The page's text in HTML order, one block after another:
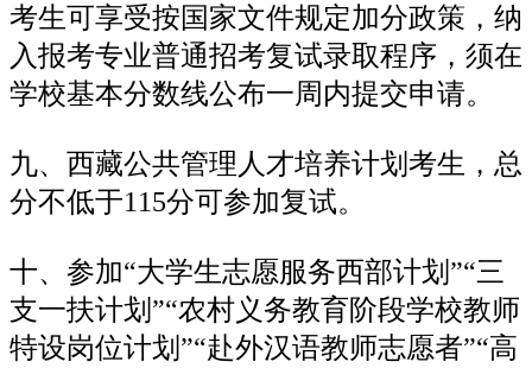
考生可享受按国家文件规定加分政策，纳
入报考专业普通招考复试录取程序，须在
学校基本分数线公布一周内提交申请。
九、西藏公共管理人才培养计划考生，总
分不低于115分可参加复试。
十、参加“大学生志愿服务西部计划”“三
支一扶计划”“农村义务教育阶段学校教师
特设岗位计划”“赴外汉语教师志愿者”“高